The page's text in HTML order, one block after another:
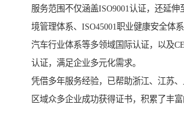
服务范围不仅涵盖ISO9001认证，还延伸
境管理体系、ISO45001职业健康安全体
汽车行业体系等多领域国际认证，以及
认证，满足企业多元化需求。
凭借多年服务经验，已帮助浙江、江苏
区域众多企业成功获得证书，积累了丰富